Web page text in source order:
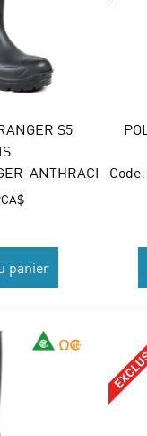
S5
ANTHRACITE
CA$
panier
Code: